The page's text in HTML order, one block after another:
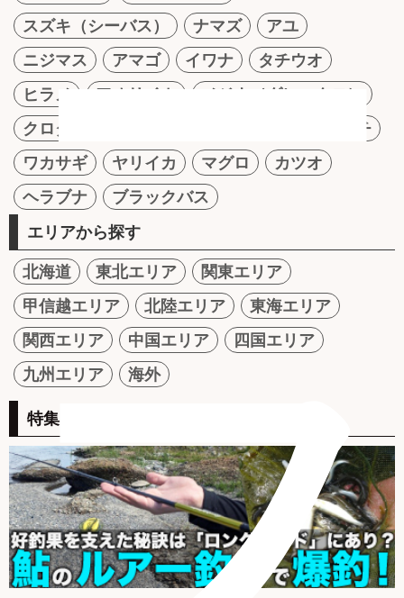
ー
スズキ（シーバス）
ナマズ
アユ
ニジマス
アマゴ イワナ
タチウオ
ヒラメ
アオリイカ
メジナ（グレ・クロ）
クロダイ（チヌ）
マゴチ
ワカサギ
ヤリイカ マグロ
カツオ
ヘラブナ
ブラックバス
エリアから探す
北海道 東北エリア
関東エリア
甲信越エリア
北陸エリア
東海エリア
関西エリア
中国エリア
四国エリア
九州エリア
海外
特集